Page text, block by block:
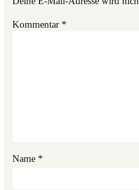
Kommentar *
Name *